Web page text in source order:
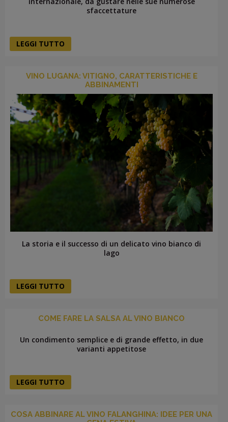
sfaccettature
LEGGI TUTTO
VINO LUGANA: VITIGNO, CARATTERISTICHE E
ABBINAMENTI
La storia e il successo di un delicato vino bianco di
lago
LEGGI TUTTO
COME FARE LA SALSA AL VINO BIANCO
Un condimento semplice e di grande effetto, in due